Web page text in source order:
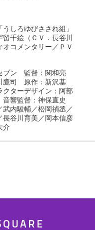
しろゆびさされ組」
千絵（ＣＶ．長谷川
コメンタリー／ＰＶ
ブン 監督：関和亮
鷹司 原作：新沢基
ターデザイン：阿部
響監督：神保直史
内駿輔／松岡禎丞／
長谷川育美／岡本信彦
介